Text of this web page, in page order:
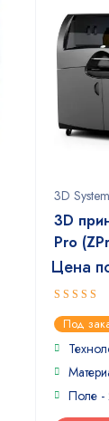
3D
3D
Pro
Цена
5out of 5
Под
Поле -